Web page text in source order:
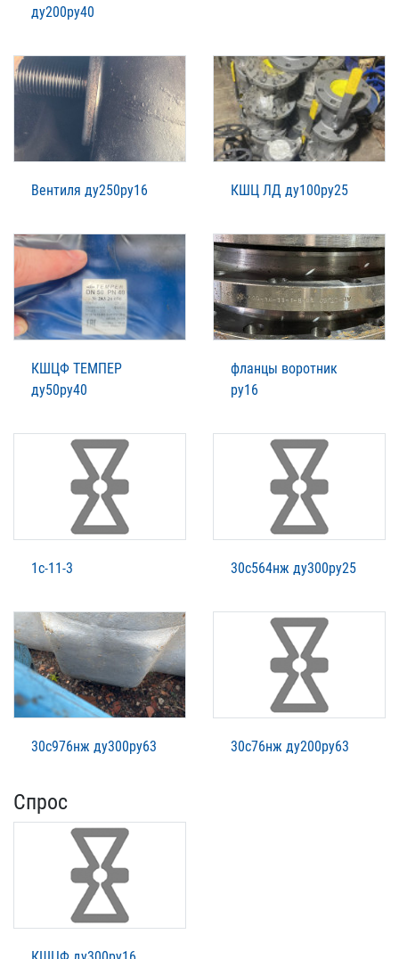
ду200ру40
Вентиля ду250ру16 КШЦ ЛД ду100ру25
КШЦФ ТЕМПЕР
ду50ру40
фланцы воротник
ру16
1с-11-3 30с564нж ду300ру25
30с976нж ду300ру63 30с76нж ду200ру63
Спрос